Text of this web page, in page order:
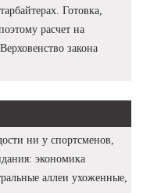
Готовка,
расчет на
закона
ни у спортсменов,
экономика
аллеи ухоженные,